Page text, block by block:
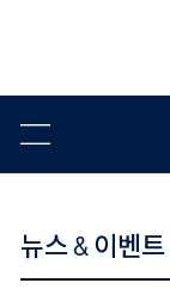
뉴스 & 이벤트